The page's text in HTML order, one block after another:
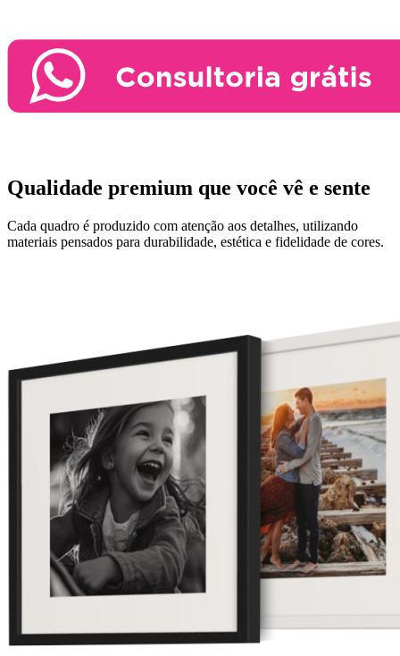
Qualidade premium que você vê e sente
Cada quadro é produzido com atenção aos detalhes, utilizando
materiais pensados para durabilidade, estética e fidelidade de cores.